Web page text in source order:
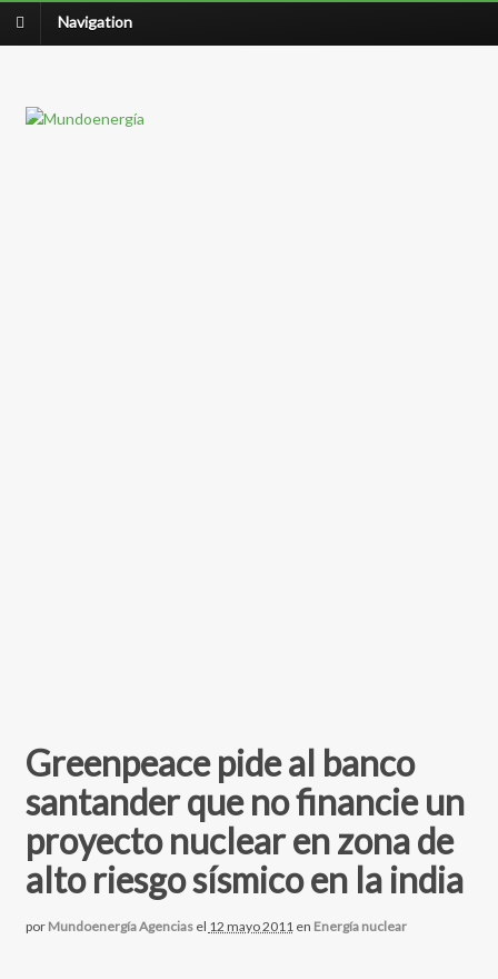
Navigation
Greenpeace pide al banco
santander que no financie un
proyecto nuclear en zona de
alto riesgo sísmico en la india
por Mundoenergía Agencias el 12 mayo 2011 en Energía nuclear